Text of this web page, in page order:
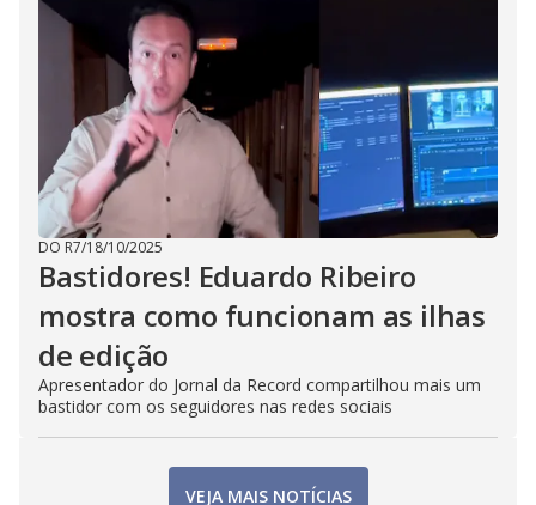
DO R7/18/10/2025
Bastidores! Eduardo Ribeiro
mostra como funcionam as ilhas
de edição
Apresentador do Jornal da Record compartilhou mais um
bastidor com os seguidores nas redes sociais
VEJA MAIS NOTÍCIAS